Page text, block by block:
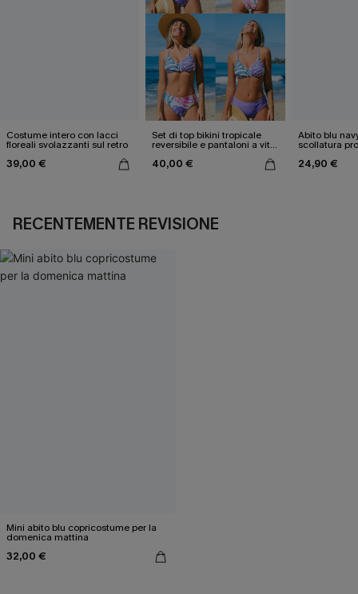
Costume intero con lacci
floreali svolazzanti sul retro
39,00 €
Set di top bikini tropicale
reversibile e pantaloni a vita
40,00 €
Abito blu
scollatura
24,90 €
RECENTEMENTE REVISIONE
Mini abito blu copricostume per la
domenica mattina
32,00 €